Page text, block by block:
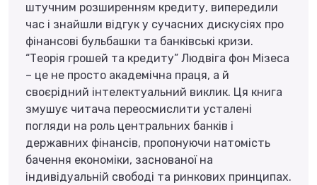
штучним розширенням кредиту, випередили
час і знайшли відгук у сучасних дискусіях про
фінансові бульбашки та банківські кризи.
“Теорія грошей та кредиту” Людвіга фон Мізеса
– це не просто академічна праця, а й
своєрідний інтелектуальний виклик. Ця книга
змушує читача переосмислити усталені
погляди на роль центральних банків і
державних фінансів, пропонуючи натомість
бачення економіки, заснованої на
індивідуальній свободі та ринкових принципах.